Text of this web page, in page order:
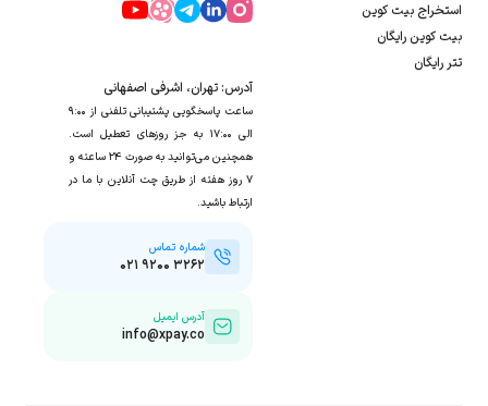
استخراج بیت کوین
بیت کوین رایگان
تتر رایگان
آدرس: تهران، اشرفی اصفهانی
ساعت پاسخگویی پشتیبانی تلفنی از ۹:۰۰
الی ۱۷:۰۰ به جز روزهای تعطیل است.
همچنین می‌توانید به صورت ۲۴ ساعته و
۷ روز هفته از طریق چت آنلاین با ما در
ارتباط باشید.
شماره تماس
۰۲۱ ۹۲۰۰ ۳۲۶۲
آدرس ایمیل
info@xpay.co